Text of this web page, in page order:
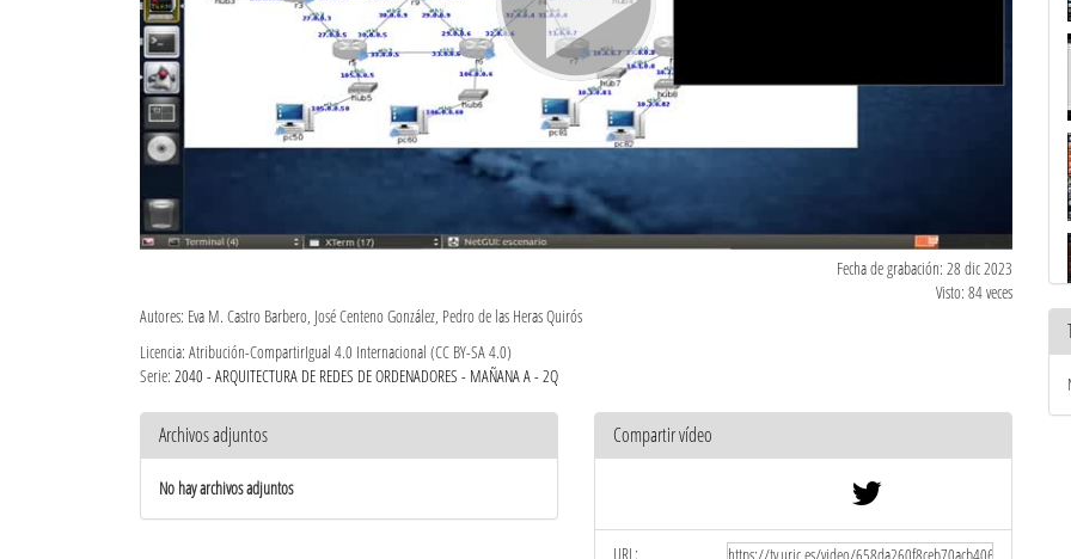
Fecha de grabación: 28 dic 2023
Visto: 84 veces
Autores: Eva M. Castro Barbero, José Centeno González, Pedro de las Heras Quirós
Licencia: Atribución-CompartirIgual 4.0 Internacional (CC BY-SA 4.0)
Serie: 2040 - ARQUITECTURA DE REDES DE ORDENADORES - MAÑANA A - 2Q
Archivos adjuntos
No hay archivos adjuntos
Compartir vídeo
URL: